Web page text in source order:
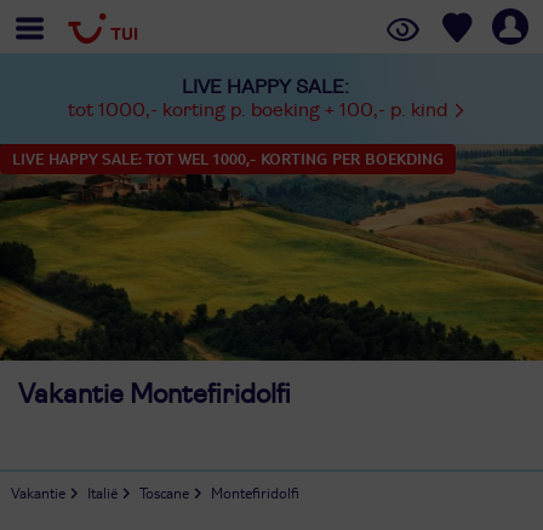
LIVE HAPPY SALE:
tot 1000,- korting p. boeking + 100,- p. kind
LIVE HAPPY SALE: TOT WEL 1000,- KORTING PER BOEKDING
Vakantie Montefiridolfi
Vakantie Italië Toscane Montefiridolfi